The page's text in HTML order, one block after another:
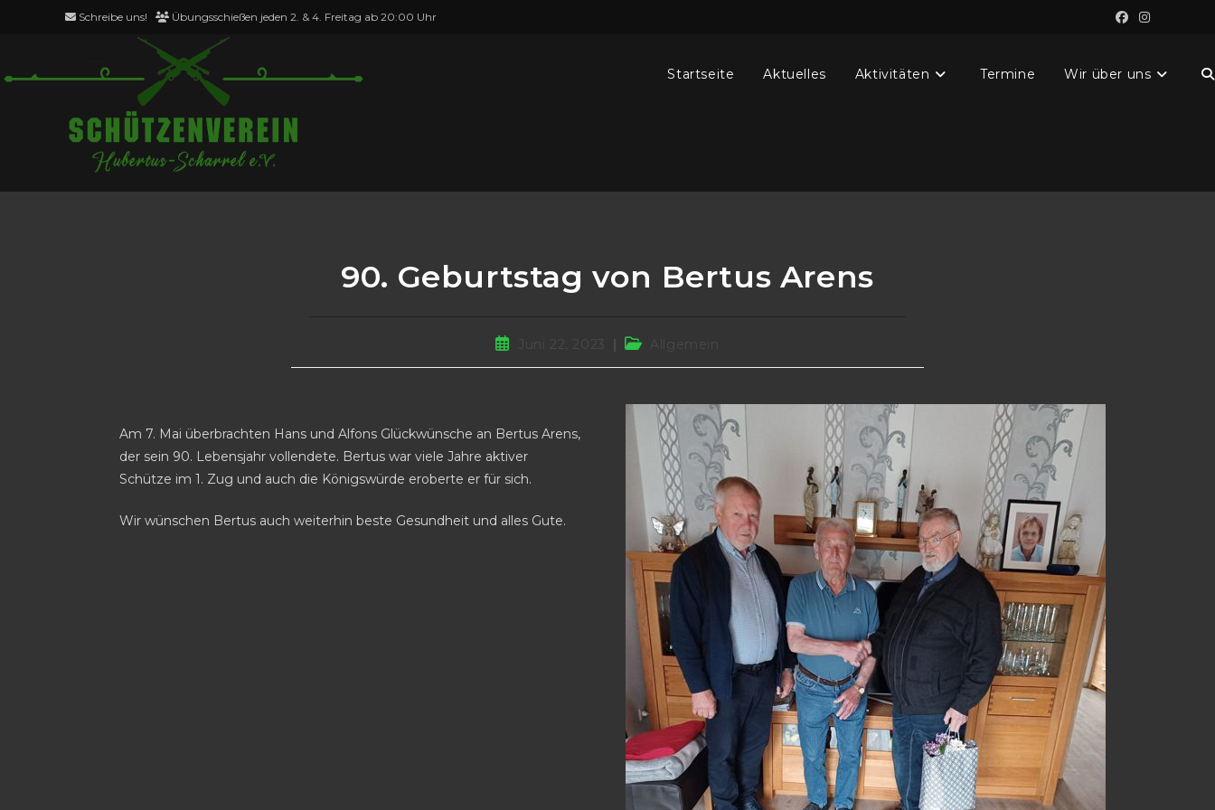
Schreibe uns! Übungsschießen jeden 2. & 4. Freitag ab 20:00 Uhr
Startseite Aktuelles Aktivitäten Termine Wir über uns
Blog
90. Geburtstag von Bertus Arens
Juni 22, 2023 Allgemein
Am 7. Mai überbrachten Hans und Alfons Glückwünsche an Bertus Arens,
der sein 90. Lebensjahr vollendete. Bertus war viele Jahre aktiver
Schütze im 1. Zug und auch die Königswürde eroberte er für sich.
Wir wünschen Bertus auch weiterhin beste Gesundheit und alles Gute.